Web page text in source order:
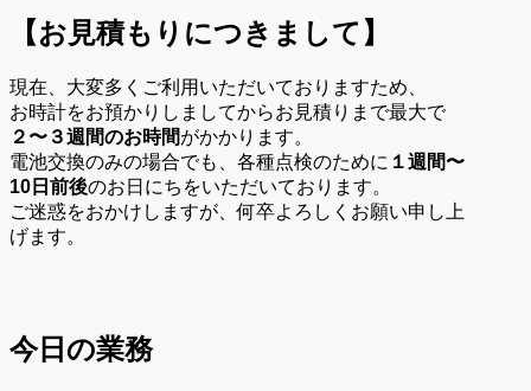
【お見積もりにつきまして】
現在、大変多くご利用いただいておりますため、
お時計をお預かりしましてからお見積りまで最大で
２〜３週間のお時間がかかります。
電池交換のみの場合でも、各種点検のために １週間〜
10日前後のお日にちをいただいております。
ご迷惑をおかけしますが、何卒よろしくお願い申し上
げます。
今日の業務